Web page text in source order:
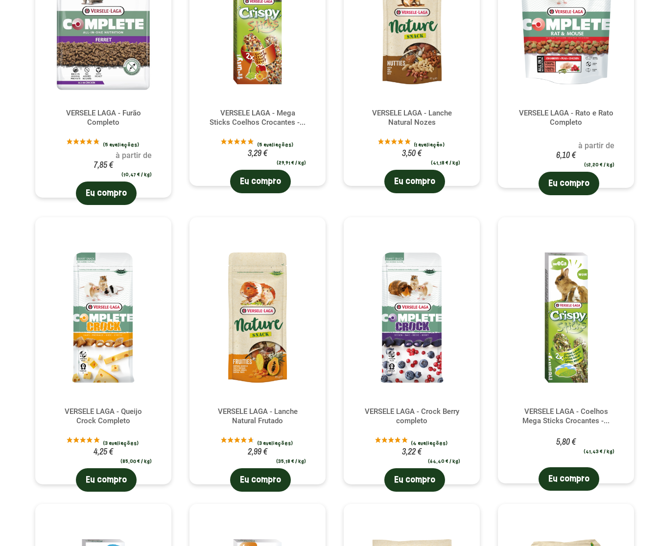
(5 avaliações)
VERSELE LAGA - Furão
Completo
à partir de
7,85 €
(10,47 € / kg)
Eu compro
VERSELE LAGA - Mega
Sticks Coelhos Crocantes -...
3,29 €
(29,91 € / kg)
Eu compro
VERSELE LAGA - Lanche
Natural Nozes
3,50 €
(41,18 € / kg)
Eu compro
VERSELE LAGA - Rato e Rato
Completo
à partir de
6,10 €
(12,20 € / kg)
Eu compro
VERSELE LAGA - Queijo
Crock Completo
4,25 €
(85,00 € / kg)
Eu compro
VERSELE LAGA - Lanche
Natural Frutado
2,99 €
(35,18 € / kg)
Eu compro
VERSELE LAGA - Crock Berry
completo
3,22 €
(64,40 € / kg)
Eu compro
VERSELE LAGA - Coelhos
Mega Sticks Crocantes -...
5,80 €
(41,43 € / kg)
Eu compro